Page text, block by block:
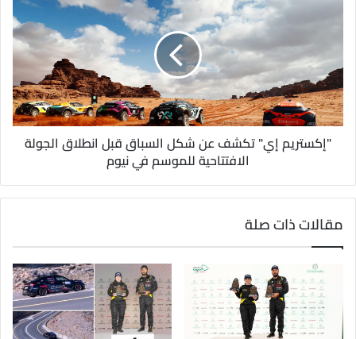
"إكستريم إي" تكشف عن شكل السباق قبل انطلاق الجولة
الافتتاحية للموسم في نيوم
مقالات ذات صلة